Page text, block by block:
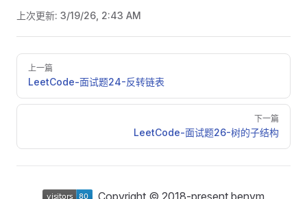
上次更新: 3/19/26, 2:43 AM
Pager
上一篇
LeetCode-面试题24-反转链表
下一篇
LeetCode-面试题26-树的子结构
Copyright © 2018-present benym